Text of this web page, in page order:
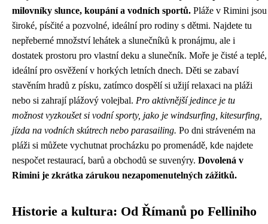
milovníky slunce, koupání a vodních sportů. Pláže v Rimini jsou
široké, písčité a pozvolné, ideální pro rodiny s dětmi. Najdete tu
nepřeberné množství lehátek a slunečníků k pronájmu, ale i
dostatek prostoru pro vlastní deku a slunečník. Moře je čisté a teplé,
ideální pro osvěžení v horkých letních dnech. Děti se zabaví
stavěním hradů z písku, zatímco dospělí si užijí relaxaci na pláži
nebo si zahrají plážový volejbal. Pro aktivnější jedince je tu
možnost vyzkoušet si vodní sporty, jako je windsurfing, kitesurfing,
jízda na vodních skútrech nebo parasailing. Po dni stráveném na
pláži si můžete vychutnat procházku po promenádě, kde najdete
nespočet restaurací, barů a obchodů se suvenýry. Dovolená v
Rimini je zkrátka zárukou nezapomenutelných zážitků.
Historie a kultura: Od Římanů po Felliniho